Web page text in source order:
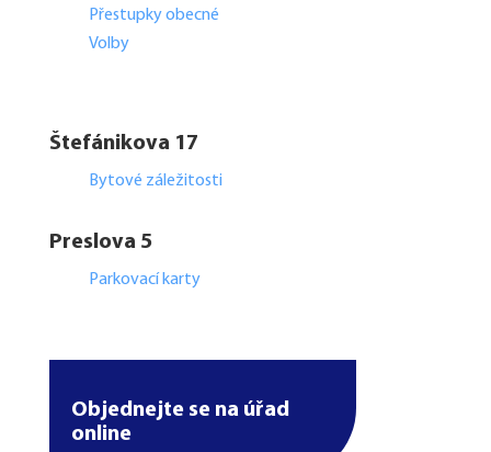
Přestupky obecné
Volby
Štefánikova 17
Bytové záležitosti
Preslova 5
Parkovací karty
Objednejte se na úřad
online